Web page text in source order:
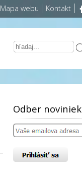
Mapa webu Kontakt
Odber noviniek